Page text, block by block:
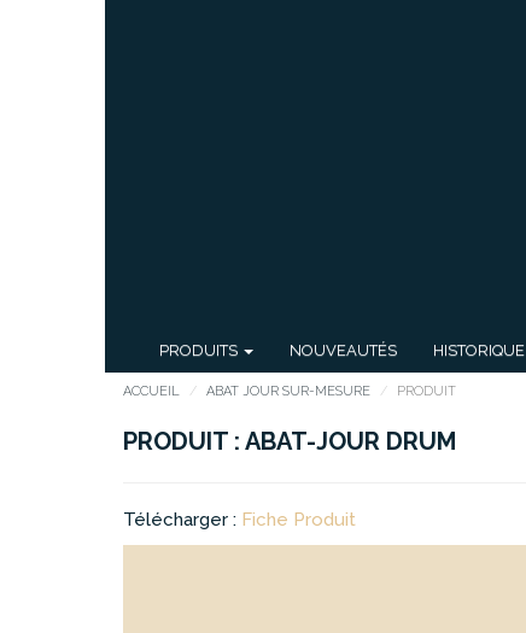
PRODUITS NOUVEAUTÉS HISTORIQUE
ACCUEIL ABAT JOUR SUR-MESURE PRODUIT
PRODUIT : ABAT-JOUR DRUM
Télécharger : Fiche Produit